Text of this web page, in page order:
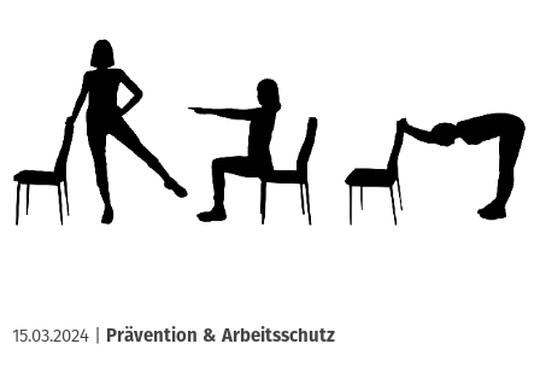
Soziales & Tarifpolitik
Verband & Innungen
Interviews
Innung
15.03.2024 Prävention & Arbeitsschutz